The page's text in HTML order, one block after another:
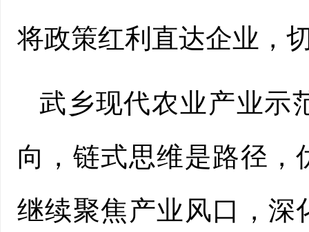
将政策红利直达企业，
武乡现代农业产业示
向，链式思维是路径，
继续聚焦产业风口，深